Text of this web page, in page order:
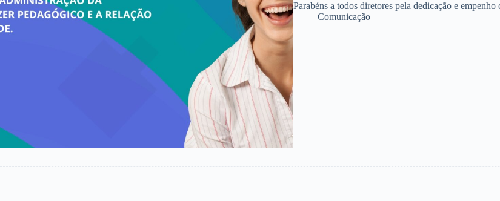
Parabéns a todos diretores pela dedicação e
Comunicação